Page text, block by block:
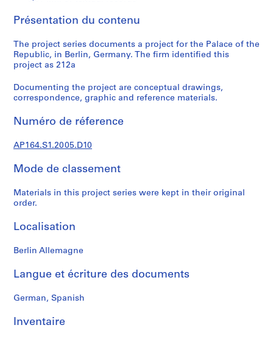
c
h
t
e
t
u
a
l
r
j
e
t
,
9
5
-
Présentation du contenu
The project series documents a project for the Palace of the
Republic, in Berlin, Germany. The firm identified this
project as 212a
Documenting the project are conceptual drawings,
correspondence, graphic and reference materials.
Numéro de réference
AP164.S1.2005.D10
Mode de classement
Materials in this project series were kept in their original
order.
Localisation
Berlin Allemagne
Langue et écriture des documents
German, Spanish
Inventaire